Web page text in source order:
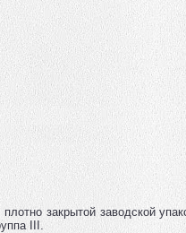
закрытой заводской
III.